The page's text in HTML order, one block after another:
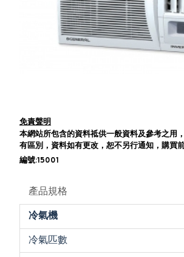
免責聲明
本網站所包含的資料祗供一般資料及參考之用
有區別，資料如有更改，恕不另行通知，購買
編號:15001
產品規格
冷氣機
冷氣匹數